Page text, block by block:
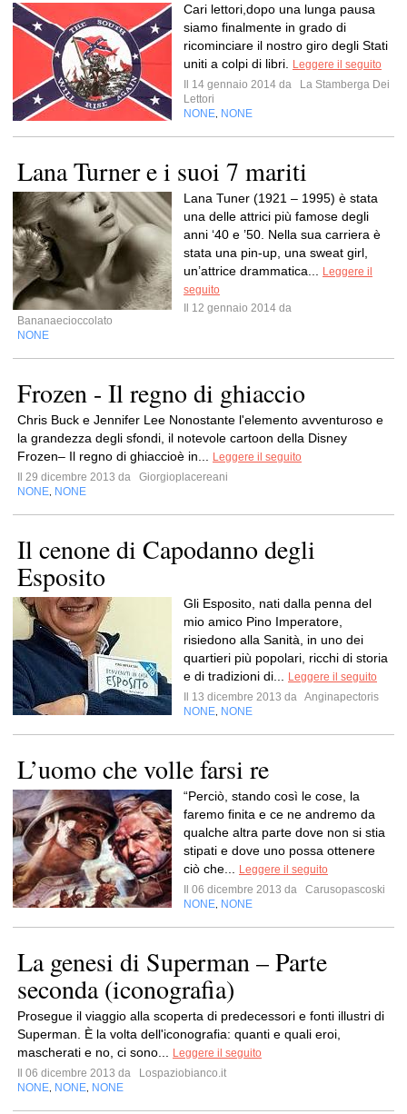
Cari lettori,dopo una lunga pausa
siamo finalmente in grado di
ricominciare il nostro giro degli Stati
uniti a colpi di libri.
Leggere il seguito
Il 14 gennaio 2014 da
La Stamberga Dei
Lettori
NONE NONE
Lana Turner e i suoi 7 mariti
Lana Tuner (1921 – 1995) è stata
una delle attrici più famose degli
anni ‘40 e ’50. Nella sua carriera è
stata una pin-up, una sweat girl,
un’attrice drammatica...
Leggere il
seguito
Il 12 gennaio 2014 da
Bananaecioccolato
NONE
Frozen - Il regno di ghiaccio
Chris Buck e Jennifer Lee Nonostante l'elemento avventuroso e
la grandezza degli sfondi, il notevole cartoon della Disney
Frozen– Il regno di ghiaccioè in...
Leggere il seguito
Il 29 dicembre 2013 da
Giorgioplacereani
NONE NONE
Il cenone di Capodanno degli
Esposito
Gli Esposito, nati dalla penna del
mio amico Pino Imperatore,
risiedono alla Sanità, in uno dei
quartieri più popolari, ricchi di storia
e di tradizioni di...
Leggere il seguito
Il 13 dicembre 2013 da Anginapectoris
NONE NONE
L’uomo che volle farsi re
“Perciò, stando così le cose, la
faremo finita e ce ne andremo da
qualche altra parte dove non si stia
stipati e dove uno possa ottenere
ciò che...
Leggere il seguito
Il 06 dicembre 2013 da
Carusopascoski
NONE NONE
La genesi di Superman – Parte
seconda (iconografia)
Prosegue il viaggio alla scoperta di predecessori e fonti illustri di
Superman. È la volta dell'iconografia: quanti e quali eroi,
mascherati e no, ci sono...
Leggere il seguito
Il 06 dicembre 2013 da
Lospaziobianco.it
NONE NONE NONE